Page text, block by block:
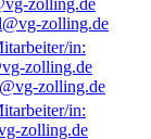
zolling.de
zolling.de